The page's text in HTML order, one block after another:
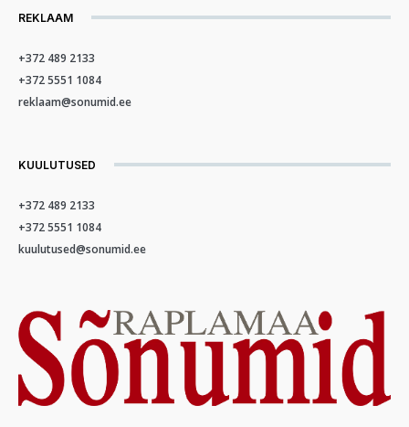
REKLAAM
+372 489 2133
+372 5551 1084
reklaam@sonumid.ee
KUULUTUSED
+372 489 2133
+372 5551 1084
kuulutused@sonumid.ee